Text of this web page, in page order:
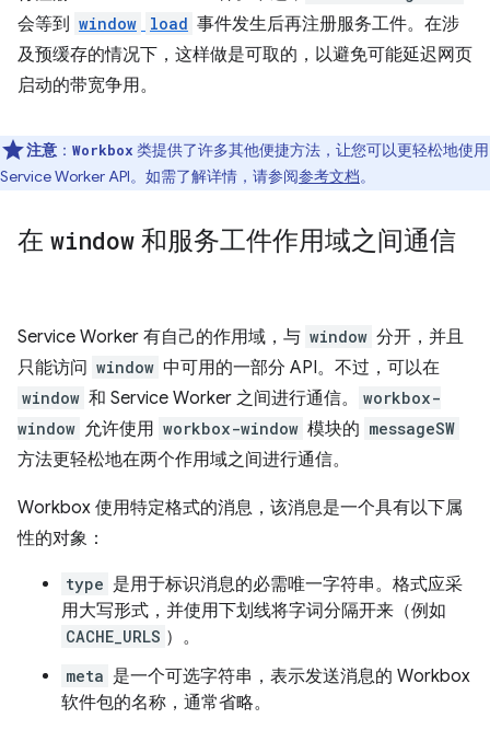
会等到 window load 事件发生后再注册服务工件。在涉
及预缓存的情况下，这样做是可取的，以避免可能延迟网页
启动的带宽争用。
注意 ： Workbox 类提供了许多其他便捷方法，让您可以更轻松地使用
Service Worker API。如需了解详情，请参阅参考文档。
在 window 和服务工件作用域之间通信
Service Worker 有自己的作用域，与 window 分开，并且
只能访问 window 中可用的一部分 API。不过，可以在
window 和 Service Worker 之间进行通信。
workbox-
window 允许使用 workbox-window 模块的 messageSW
方法更轻松地在两个作用域之间进行通信。
Workbox 使用特定格式的消息，该消息是一个具有以下属
性的对象：
type 是用于标识消息的必需唯一字符串。格式应采
用大写形式，并使用下划线将字词分隔开来（例如
CACHE_URLS ）。
meta 是一个可选字符串，表示发送消息的 Workbox
软件包的名称，通常省略。